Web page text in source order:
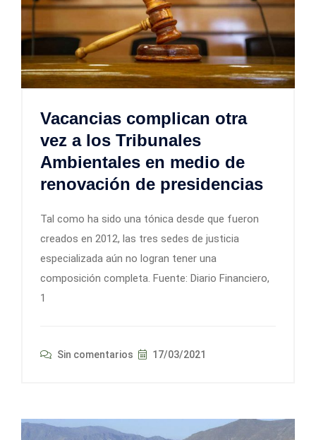
Vacancias complican otra
vez a los Tribunales
Ambientales en medio de
renovación de presidencias
Tal como ha sido una tónica desde que fueron
creados en 2012, las tres sedes de justicia
especializada aún no logran tener una
composición completa. Fuente: Diario Financiero,
1
Sin comentarios 17/03/2021